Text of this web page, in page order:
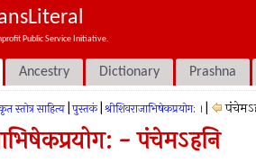
Public Service Initiative.
Ancestry Dictionary Prashna
स्तोत्र साहित्य पुस्तकं श्रीशिवराजाभिषेकप्रयोग: ।
- पंचेमऽहनि